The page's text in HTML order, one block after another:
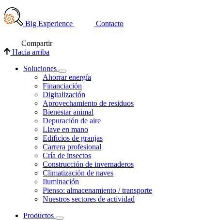
Big Experience Contacto
Compartir
Hacia arriba
Soluciones
Ahorrar energía
Financiación
Digitalización
Aprovechamiento de residuos
Bienestar animal
Depuración de aire
Llave en mano
Edificios de granjas
Carrera profesional
Cría de insectos
Construcción de invernaderos
Climatización de naves
Iluminación
Pienso: almacenamiento / transporte
Nuestros sectores de actividad
Productos